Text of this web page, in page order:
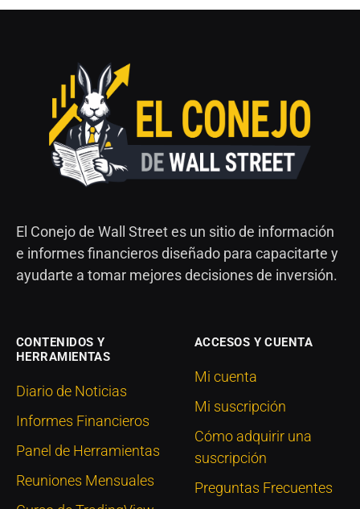
El Conejo de Wall Street es un sitio de información
e informes financieros diseñado para capacitarte y
ayudarte a tomar mejores decisiones de inversión.
CONTENIDOS Y
HERRAMIENTAS
Diario de Noticias
Informes Financieros
Panel de Herramientas
Reuniones Mensuales
ACCESOS Y CUENTA
Mi cuenta
Mi suscripción
Cómo adquirir una
suscripción
Preguntas Frecuentes